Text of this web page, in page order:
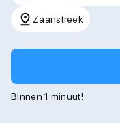
Zaanstreek
Binnen 1 minuut!